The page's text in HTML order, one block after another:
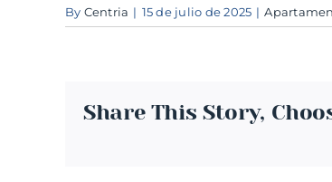
By Centria | 15 de julio de 2025 |
Share This Story,